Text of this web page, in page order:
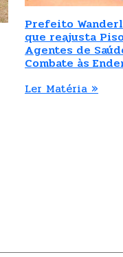
Prefeito
que reajusta
Agentes de
Combate às
Ler Matéria »